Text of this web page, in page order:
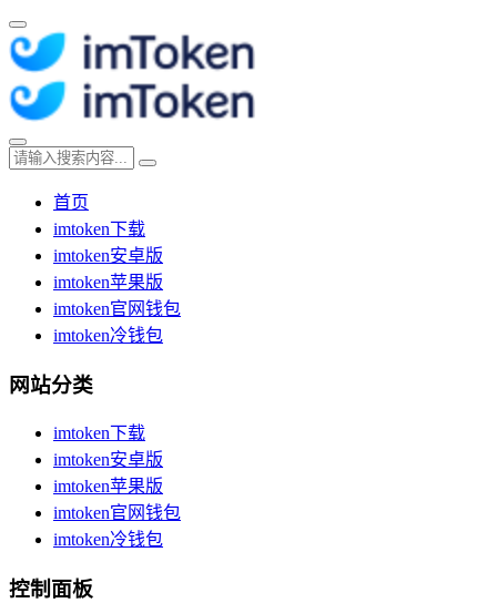
首页
imtoken下载
imtoken安卓版
imtoken苹果版
imtoken官网钱包
imtoken冷钱包
网站分类
imtoken下载
imtoken安卓版
imtoken苹果版
imtoken官网钱包
imtoken冷钱包
控制面板